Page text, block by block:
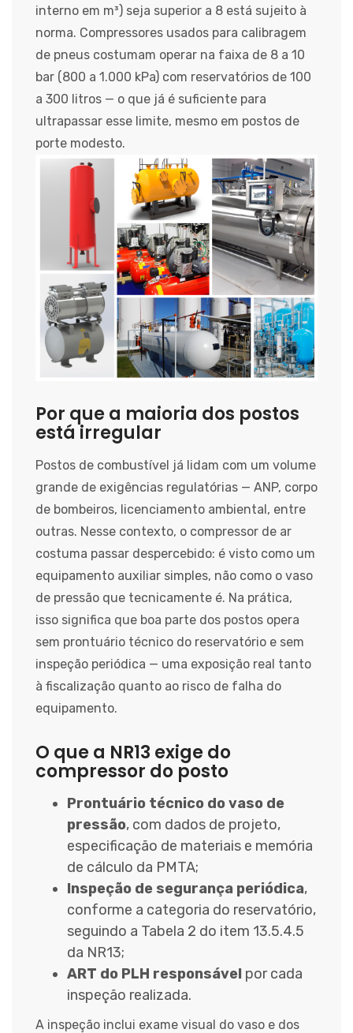
interno em m³) seja superior a 8 está sujeito à
norma. Compressores usados para calibragem
de pneus costumam operar na faixa de 8 a 10
bar (800 a 1.000 kPa) com reservatórios de 100
a 300 litros — o que já é suficiente para
ultrapassar esse limite, mesmo em postos de
porte modesto.
Por que a maioria dos postos
está irregular
Postos de combustível já lidam com um volume
grande de exigências regulatórias — ANP, corpo
de bombeiros, licenciamento ambiental, entre
outras. Nesse contexto, o compressor de ar
costuma passar despercebido: é visto como um
equipamento auxiliar simples, não como o vaso
de pressão que tecnicamente é. Na prática,
isso significa que boa parte dos postos opera
sem prontuário técnico do reservatório e sem
inspeção periódica — uma exposição real tanto
à fiscalização quanto ao risco de falha do
equipamento.
O que a NR13 exige do
compressor do posto
Prontuário técnico do vaso de
pressão, com dados de projeto,
especificação de materiais e memória
de cálculo da PMTA;
Inspeção de segurança periódica,
conforme a categoria do reservatório,
seguindo a Tabela 2 do item 13.5.4.5
da NR13;
ART do PLH responsável por cada
inspeção realizada.
A inspeção inclui exame visual do vaso e dos